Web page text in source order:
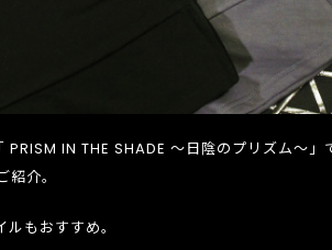
IN THE SHADE ～日陰のプリズム～」
介。
もおすすめ。